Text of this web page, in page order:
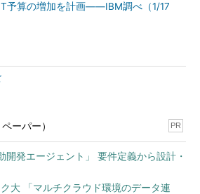
予算の増加を計画――IBM調べ（1/17
ーパー） PR
開発エージェント」 要件定義から設計・
大 「マルチクラウド環境のデータ連